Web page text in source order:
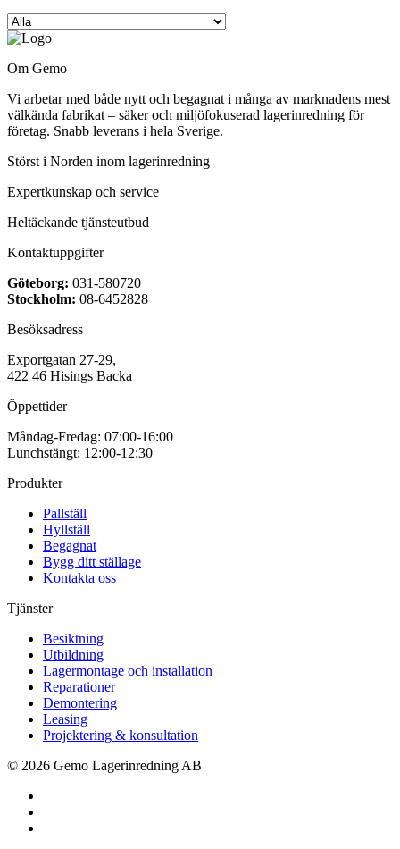
Om Gemo
Vi arbetar med både nytt och begagnat i många av marknadens mest
välkända fabrikat – säker och miljöfokuserad lagerinredning för
företag. Snabb leverans i hela Sverige.
Störst i Norden inom lagerinredning
Expertkunskap och service
Heltäckande tjänsteutbud
Kontaktuppgifter
Göteborg: 031-580720
Stockholm: 08-6452828
Besöksadress
Exportgatan 27-29,
422 46 Hisings Backa
Öppettider
Måndag-Fredag: 07:00-16:00
Lunchstängt: 12:00-12:30
Produkter
Pallställ
Hyllställ
Begagnat
Bygg ditt ställage
Kontakta oss
Tjänster
Besiktning
Utbildning
Lagermontage och installation
Reparationer
Demontering
Leasing
Projektering & konsultation
© 2026 Gemo Lagerinredning AB